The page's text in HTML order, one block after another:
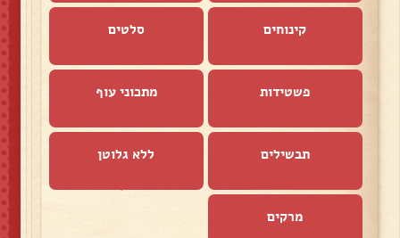
קינוחים סלטים
פשטידות מתכוני עוף
תבשילים ללא גלוטן
מרקים